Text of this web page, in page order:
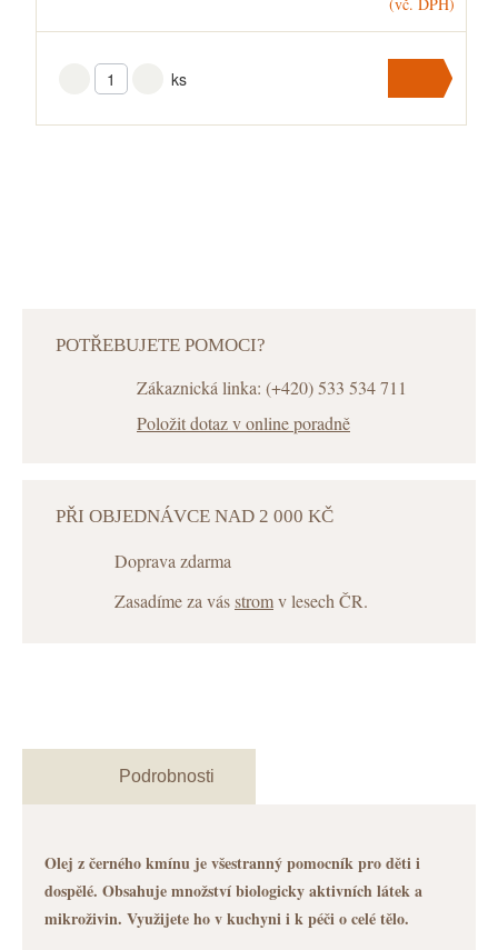
ks Přidat
POTŘEBUJETE POMOCI?
Zákaznická linka: (+420) 533 534 711
Položit dotaz v online poradně
PŘI OBJEDNÁVCE NAD 2 000 KČ
Doprava zdarma
Zasadíme za vásstromv lesech ČR.
Podrobnosti
Olej z černého kmínu je všestranný pomocník pro děti i
dospělé. Obsahuje množství biologicky aktivních látek a
mikroživin. Využijete ho v kuchyni i k péči o celé tělo.